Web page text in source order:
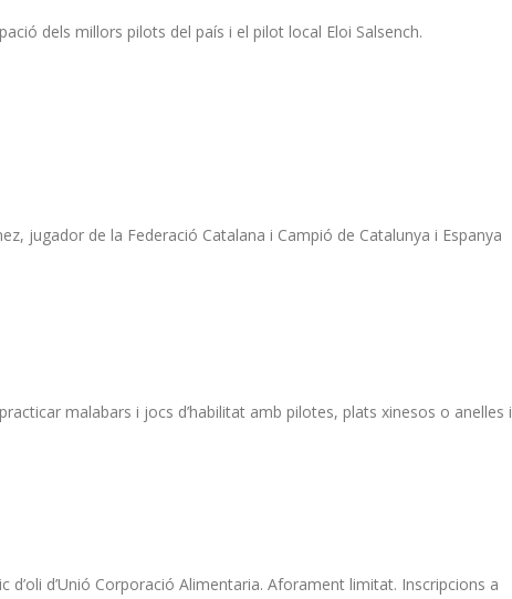
dels millors pilots del país i el pilot local Eloi Salsench.
jugador de la Federació Catalana i Campió de Catalunya i Espanya
malabars i jocs d’habilitat amb pilotes, plats xinesos o anelles i
d’oli d’Unió Corporació Alimentaria. Aforament limitat. Inscripcions a